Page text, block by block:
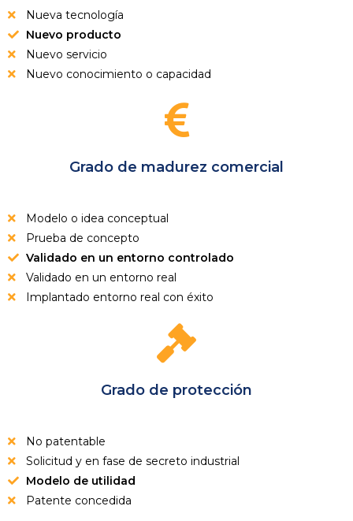
Nueva tecnología
Nuevo producto
Nuevo servicio
Nuevo conocimiento o capacidad
Grado de madurez comercial
Modelo o idea conceptual
Prueba de concepto
Validado en un entorno controlado
Validado en un entorno real
Implantado entorno real con éxito
Grado de protección
No patentable
Solicitud y en fase de secreto industrial
Modelo de utilidad
Patente concedida